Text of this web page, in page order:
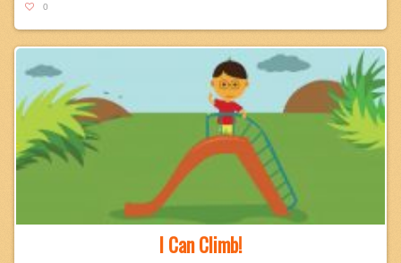
0
I Can Climb!